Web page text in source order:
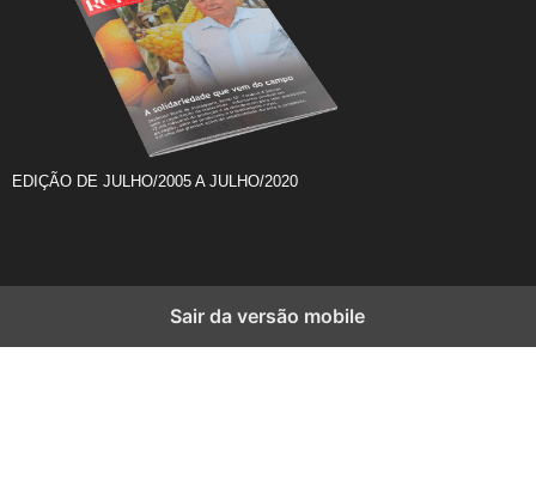
EDIÇÃO DE JULHO/2005 A JULHO/2020
Sair da versão mobile